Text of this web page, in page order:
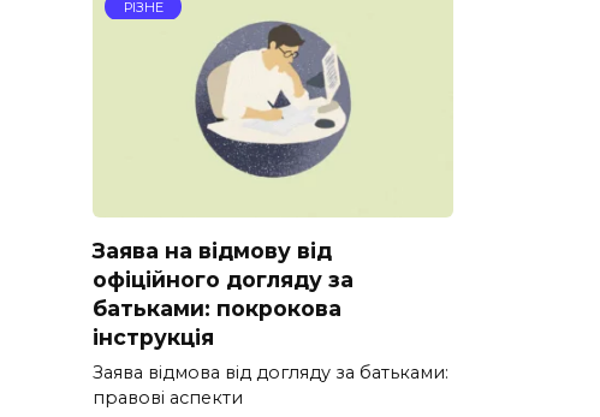
РІЗНЕ
Заява на відмову від
офіційного догляду за
батьками: покрокова
інструкція
Заява відмова від догляду за батьками:
правові аспекти